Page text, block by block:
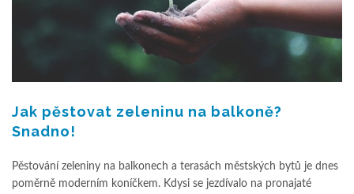
Jak pěstovat zeleninu na balkoně?
Snadno!
Pěstování zeleniny na balkonech a terasách městských bytů je dnes
poměrně moderním koníčkem. Kdysi se jezdívalo na pronajaté